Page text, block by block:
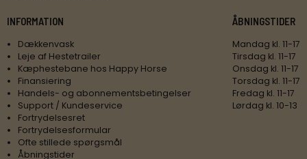
INFORMATION
Dækkenvask
Leje af Hestetrailer
Kæphestebane hos Happy Horse
Finansiering
Handels- og abonnementsbetingelser
Support / Kundeservice
Fortrydelsesret
Fortrydelsesformular
Ofte stillede spørgsmål
Åbningstider
ÅBNINGSTIDER
Mandag kl. 11-17
Tirsdag kl. 11-17
Onsdag kl. 11-17
Torsdag kl. 11-17
Fredag kl. 11-17
Lørdag kl. 10-13